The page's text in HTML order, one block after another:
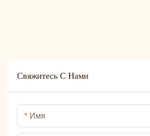
Свяжитесь С Нами
Имя